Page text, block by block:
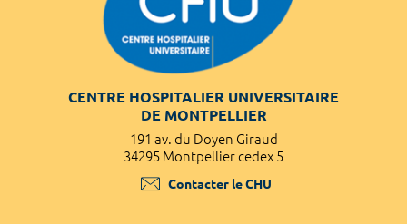
CENTRE HOSPITALIER UNIVERSITAIRE
DE MONTPELLIER
191 av. du Doyen Giraud
34295 Montpellier cedex 5
Contacter le CHU